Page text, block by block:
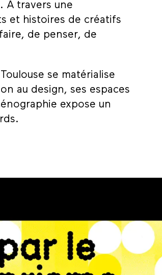
À travers une
et histoires de créatifs
de penser, de
se matérialise
au design, ses espaces
expose un